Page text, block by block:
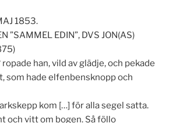
1853.
”SAMMEL EDIN”, DVS JON(AS)
ropade han, vild av glädje, och pekade
som hade elfenbensknopp och
kom […] för alla segel satta.
och vitt om bogen. Så föllo